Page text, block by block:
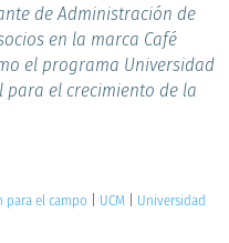
de Administración de
en la marca Café
el programa Universidad
para el crecimiento de la
para el campo UCM
Universidad